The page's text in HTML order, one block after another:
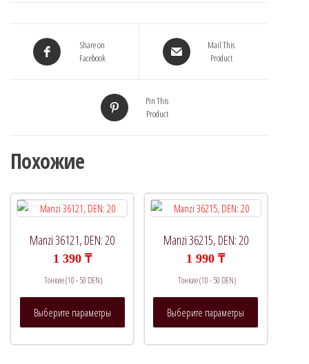
Share on
Facebook
Mail This
Product
Pin This
Product
Похожие
Manzi 36121, DEN: 20
1 390 ₸
Тонкие (10 - 50 DEN)
Выберите параметры
Этот
Manzi 36215, DEN: 20
1 990₸
Тонкие (10 - 50 DEN)
Выберите параметры